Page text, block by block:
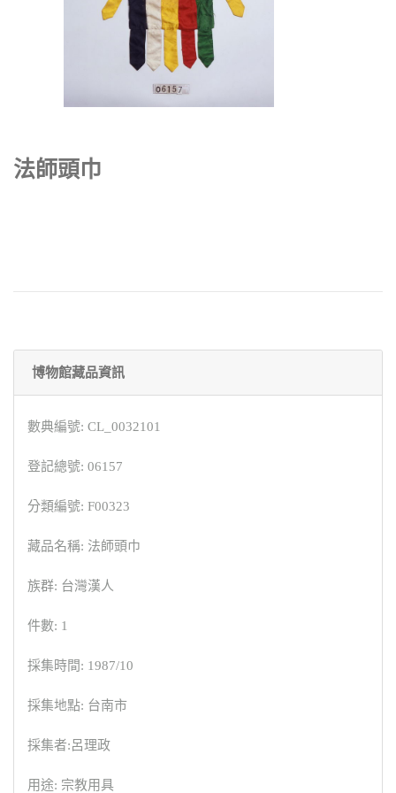
法師頭巾
博物館藏品資訊
數典編號: CL_0032101
登記總號: 06157
分類編號: F00323
藏品名稱: 法師頭巾
族群: 台灣漢人
件數: 1
採集時間: 1987/10
採集地點: 台南市
採集者:呂理政
用途: 宗教用具